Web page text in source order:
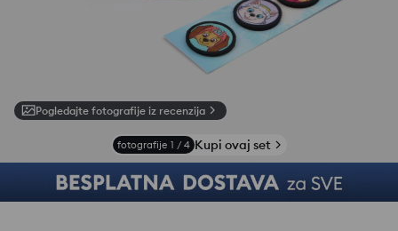
Pogledajte fotografije iz recenzija
fotografije 1 / 4 Kupi ovaj set